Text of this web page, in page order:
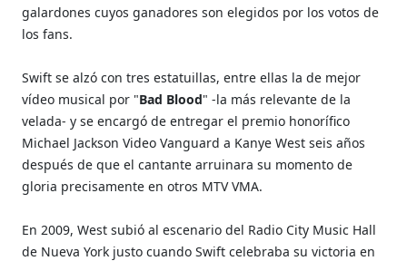
galardones cuyos ganadores son elegidos por los votos de
los fans.
Swift se alzó con tres estatuillas, entre ellas la de mejor
vídeo musical por "Bad Blood" -la más relevante de la
velada- y se encargó de entregar el premio honorífico
Michael Jackson Video Vanguard a Kanye West seis años
después de que el cantante arruinara su momento de
gloria precisamente en otros MTV VMA.
En 2009, West subió al escenario del Radio City Music Hall
de Nueva York justo cuando Swift celebraba su victoria en